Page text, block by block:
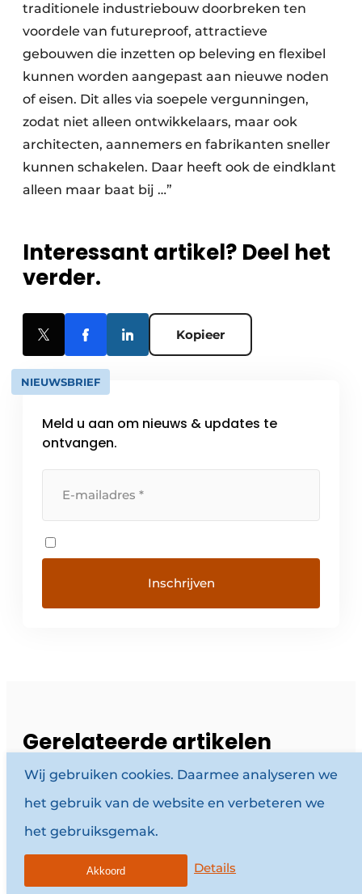
traditionele industriebouw doorbreken ten
voordele van futureproof, attractieve
gebouwen die inzetten op beleving en flexibel
kunnen worden aangepast aan nieuwe noden
of eisen. Dit alles via soepele vergunningen,
zodat niet alleen ontwikkelaars, maar ook
architecten, aannemers en fabrikanten sneller
kunnen schakelen. Daar heeft ook de eindklant
alleen maar baat bij …”
Interessant artikel? Deel het
verder.
Kopieer
NIEUWSBRIEF
Meld u aan om nieuws & updates te
ontvangen.
Gerelateerde artikelen
Brussel
Wij gebruiken cookies. Daarmee analyseren we
het gebruik van de website en verbeteren we
het gebruiksgemak.
Details
Akkoord